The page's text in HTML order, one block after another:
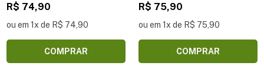
R$ 74,90
ou em 1x de R$ 74,90
COMPRAR
R$ 75,90
ou em 1x de R$ 75,90
COMPRAR